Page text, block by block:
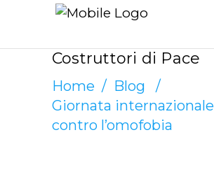
Costruttori di Pace
Home / Blog
/
Giornata internazionale
contro l’omofobia